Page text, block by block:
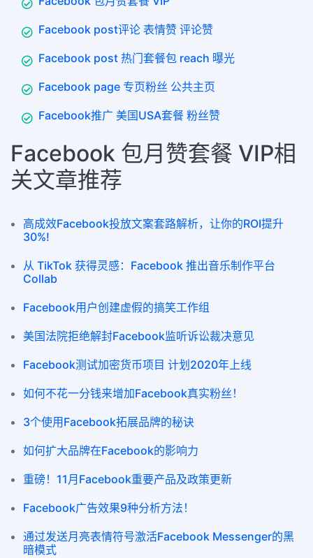
Facebook post评论 表情赞 评论赞
Facebook post 热门套餐包 reach 曝光
Facebook page 专页粉丝 公共主页
Facebook推广 美国USA套餐 粉丝赞
Facebook 包月赞套餐 VIP相
关文章推荐
高成效Facebook投放文案套路解析，让你的ROI提升
30%!
从 TikTok 获得灵感：Facebook 推出音乐制作平台
Collab
Facebook用户创建虚假的搞笑工作组
美国法院拒绝解封Facebook监听诉讼裁决意见
Facebook测试加密货币项目 计划2020年上线
如何不花一分钱来增加Facebook真实粉丝！
3个使用Facebook拓展品牌的秘诀
如何扩大品牌在Facebook的影响力
重磅！11月Facebook重要产品及政策更新
Facebook广告效果9种分析方法！
通过发送月亮表情符号激活Facebook Messenger的黑
暗模式